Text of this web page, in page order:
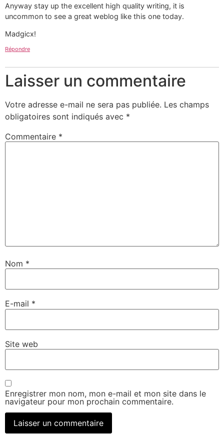
Anyway stay up the excellent high quality writing, it is
uncommon to see a great weblog like this one today.
Madgicx!
Répondre
Laisser un commentaire
Votre adresse e-mail ne sera pas publiée. Les champs
obligatoires sont indiqués avec *
Commentaire *
Nom *
E-mail *
Site web
Enregistrer mon nom, mon e-mail et mon site dans le
navigateur pour mon prochain commentaire.